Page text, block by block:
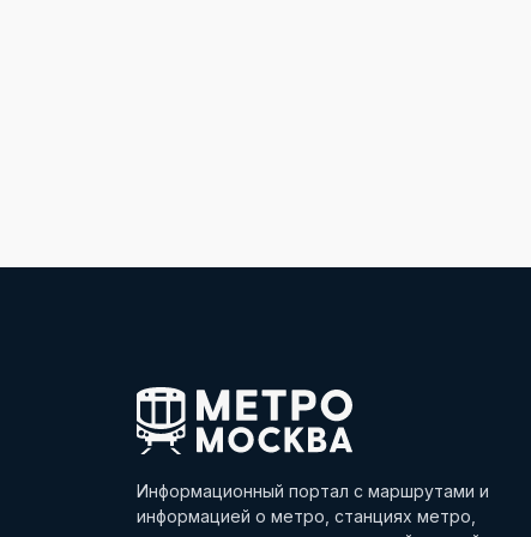
Информационный портал с маршрутами и
информацией о метро, станциях метро,